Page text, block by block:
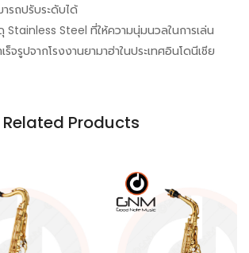
รถปรับระดับได้
Stainless Steel ที่ให้ความนุ่มนวลในการเล่น
จรูปจากโรงงานยามาฮ่าในประเทศอินโดนีเชีย
Related Products